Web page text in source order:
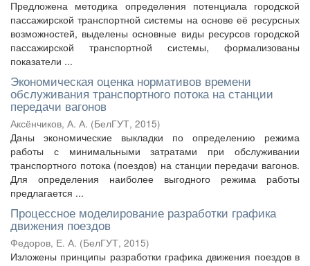
Предложена методика определения потенциала городской
пассажирской транспортной системы на основе её ресурсных
возможностей, выделены основные виды ресурсов городской
пассажирской транспортной системы, формализованы
показатели ...
Экономическая оценка нормативов времени
обслуживания транспортного потока на станции
передачи вагонов
Аксёнчиков, А. А. (БелГУТ, 2015)
Даны экономические выкладки по определению режима
работы с минимальными затратами при обслуживании
транспортного потока (поездов) на станции передачи вагонов.
Для определения наиболее выгодного режима работы
предлагается ...
Процессное моделирование разработки графика
движения поездов
Федоров, Е. А. (БелГУТ, 2015)
Изложены принципы разработки графика движения поездов в